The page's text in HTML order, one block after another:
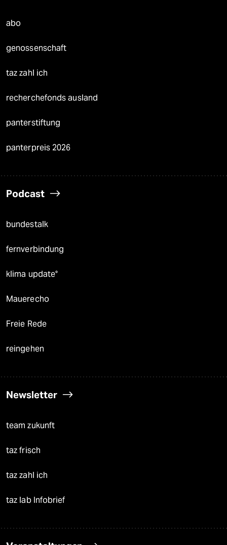
abo
genossenschaft
taz zahl ich
recherchefonds ausland
panterstiftung
panterpreis 2026
Podcast
bundestalk
fernverbindung
klima update°
Mauerecho
Freie Rede
reingehen
Newsletter
team zukunft
taz frisch
taz zahl ich
taz lab Infobrief